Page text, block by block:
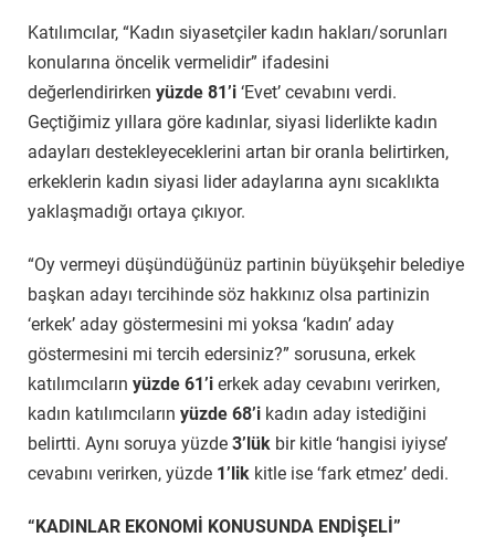
Katılımcılar, “Kadın siyasetçiler kadın hakları/sorunları
konularına öncelik vermelidir” ifadesini
değerlendirirken yüzde 81’i ‘Evet’ cevabını verdi.
Geçtiğimiz yıllara göre kadınlar, siyasi liderlikte kadın
adayları destekleyeceklerini artan bir oranla belirtirken,
erkeklerin kadın siyasi lider adaylarına aynı sıcaklıkta
yaklaşmadığı ortaya çıkıyor.
“Oy vermeyi düşündüğünüz partinin büyükşehir belediye
başkan adayı tercihinde söz hakkınız olsa partinizin
‘erkek’ aday göstermesini mi yoksa ‘kadın’ aday
göstermesini mi tercih edersiniz?” sorusuna, erkek
katılımcıların yüzde 61’i erkek aday cevabını verirken,
kadın katılımcıların yüzde 68’i kadın aday istediğini
belirtti. Aynı soruya yüzde 3’lük bir kitle ‘hangisi iyiyse’
cevabını verirken, yüzde 1’lik kitle ise ‘fark etmez’ dedi.
“KADINLAR EKONOMİ KONUSUNDA ENDİŞELİ”